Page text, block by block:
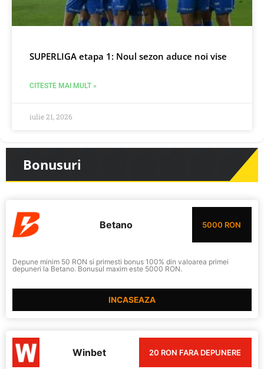
SUPERLIGA etapa 1: Noul sezon aduce noi vise
CITESTE MAI MULT »
iulie 21, 2026
Bonusuri
Betano 5000 RON
Depune minim 50 RON si primesti bonus 100% din valoarea primei
depuneri la Betano. Bonusul maxim este 5000 RON.
INCASEAZA
Winbet 20 RON FARA DEPUNERE